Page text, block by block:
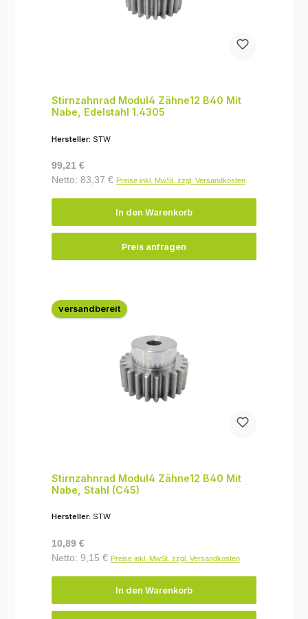
Stirnzahnrad Modul4 Zähne12 B40 Mit
Nabe, Edelstahl 1.4305
Hersteller: STW
Regulärer Preis:
99,21 €
Netto: 83,37 € Preise inkl. MwSt. zzgl. Versandkosten
In den Warenkorb
Preis anfragen
versandbereit
Stirnzahnrad Modul4 Zähne12 B40 Mit
Nabe, Stahl (C45)
Hersteller: STW
Regulärer Preis:
10,89 €
Netto: 9,15 € Preise inkl. MwSt. zzgl. Versandkosten
In den Warenkorb